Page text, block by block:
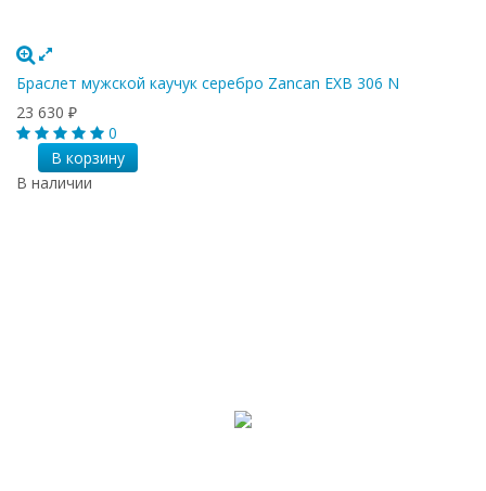
Браслет мужской каучук серебро Zancan EXB 306 N
23 630 ₽
0
В корзину
В наличии